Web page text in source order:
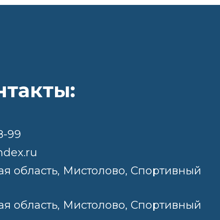
99
область, Мистолово, Спортивный
область, Мистолово, Спортивный